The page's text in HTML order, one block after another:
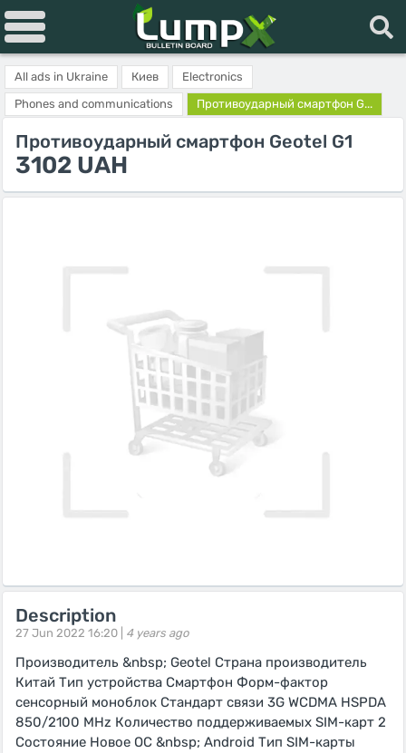
All ads in Ukraine Киев
Electronics
Phones and communications
Противоударный смартфон G...
Противоударный смартфон Geotel G1
3102 UAH
Description
27 Jun 2022 16:20 | 4 years ago
Производитель &nbsp; Geotel Страна производитель
Китай Тип устройства Смартфон Форм-фактор
сенсорный моноблок Стандарт связи 3G WCDMA HSPDA
850/2100 MHz Количество поддерживаемых SIM-карт 2
Состояние Новое ОС &nbsp; Android Тип SIM-карты